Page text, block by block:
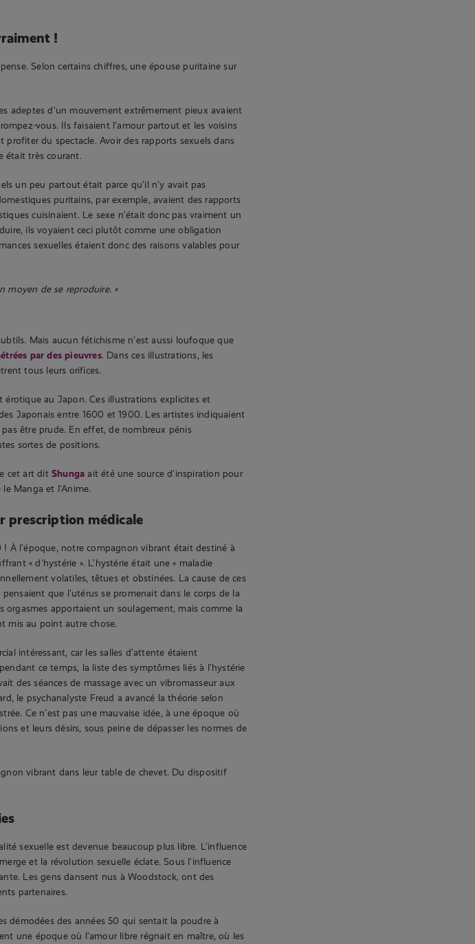
!
Selon certains chiffres, une épouse puritaine sur
adeptes d’un mouvement extrêmement pieux avaient
vous. Ils faisaient l’amour partout et les voisins
du spectacle. Avoir des rapports sexuels dans
était très courant.
un peu partout était parce qu’il n’y avait pas
puritains, par exemple, avaient des rapports
cuisinaient. Le sexe n’était donc pas vraiment un
ils voyaient ceci plutôt comme une obligation
sexuelles étaient donc des raisons valables pour
moyen de se reproduire. »
Mais aucun fétichisme n’est aussi loufoque que
par des pieuvres. Dans ces illustrations, les
tous leurs orifices.
au Japon. Ces illustrations explicites et
Japonais entre 1600 et 1900. Les artistes indiquaient
être prude. En effet, de nombreux pénis
sortes de positions.
cet art dit Shunga ait été une source d’inspiration pour
Manga et l’Anime.
prescription médicale
À l’époque, notre compagnon vibrant était destiné à
« d’hystérie ». L’hystérie était une « maladie
volatiles, têtues et obstinées. La cause de ces
que l’utérus se promenait dans le corps de la
orgasmes apportaient un soulagement, mais comme la
mis au point autre chose.
intéressant, car les salles d’attente étaient
ce temps, la liste des symptômes liés à l’hystérie
des séances de massage avec un vibromasseur aux
le psychanalyste Freud a avancé la théorie selon
Ce n’est pas une mauvaise idée, à une époque où
et leurs désirs, sous peine de dépasser les normes de
vibrant dans leur table de chevet. Du dispositif
sexuelle est devenue beaucoup plus libre. L’influence
et la révolution sexuelle éclate. Sous l’influence
Les gens dansent nus à Woodstock, ont des
partenaires.
démodées des années 50 qui sentait la poudre à
une époque où l’amour libre régnait en maître, où les